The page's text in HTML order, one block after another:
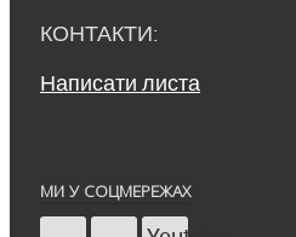
КОНТАКТИ:
Написати листа
МИ У СОЦМЕРЕЖАХ